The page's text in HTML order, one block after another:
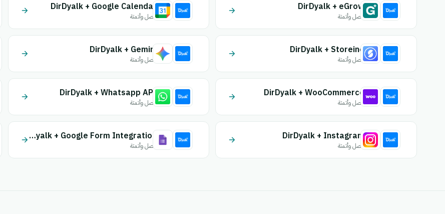
DirDyalk + eGrow
اتصل وأتمتة
DirDyalk + Google Calendar
اتصل وأتمتة
DirDyalk + Storeino
اتصل وأتمتة
DirDyalk + Gemini
اتصل وأتمتة
DirDyalk + WooCommerce
اتصل وأتمتة
DirDyalk + Whatsapp API
اتصل وأتمتة
DirDyalk + Instagram
اتصل وأتمتة
DirDyalk + Google Form Integration
اتصل وأتمتة